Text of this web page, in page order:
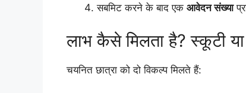
सबमिट करने के बाद एक आवेदन संख्या
लाभ कैसे मिलता है? स्कूटी
चयनित छात्रा को दो विकल्प मिलते हैं: